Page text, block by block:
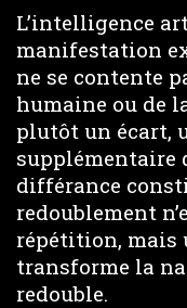
L’intelligence
manifestation
ne se contente
humaine ou de
plutôt un écart,
supplémentaire
différance
redoublement
répétition,
transforme la
redouble.